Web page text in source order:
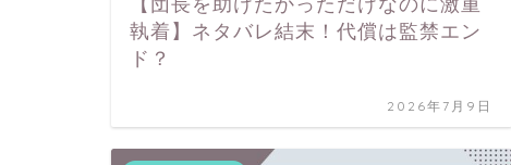
執着】ネタバレ結末！代償は監禁エン
ド？
2026年7月9日